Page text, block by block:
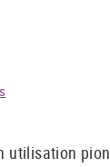
utilisation